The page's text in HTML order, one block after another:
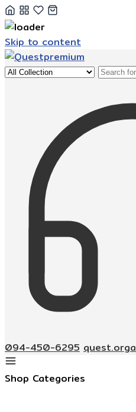
Skip to content
094-450-6295
Shop Categories